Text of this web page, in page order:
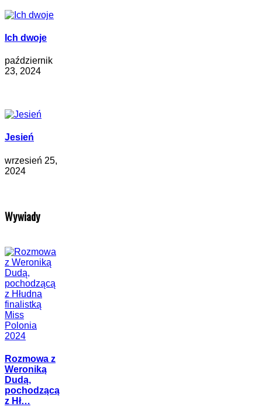
Ich dwoje
październik
23, 2024
Jesień
wrzesień 25,
2024
Wywiady
Rozmowa z
Weroniką
Dudą,
pochodzącą
z Hł…